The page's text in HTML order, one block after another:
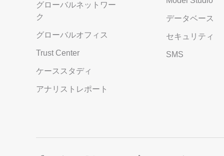
グローバルネットワー
ク
グローバルオフィス
Trust Center
ケーススタディ
アナリストレポート
データベース
セキュリティ
SMS